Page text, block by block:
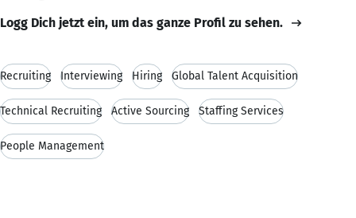
Logg Dich jetzt ein, um das ganze Profil zu sehen.
Recruiting Interviewing Hiring Global Talent Acquisition
Technical Recruiting Active Sourcing Staffing Services
People Management